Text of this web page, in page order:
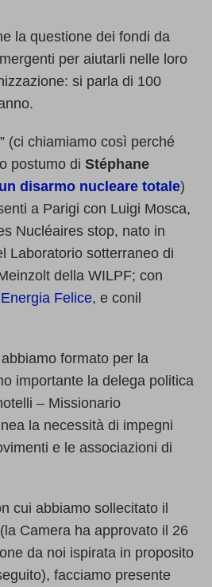
la questione dei fondi da
per aiutarli nelle loro
si parla di 100
(ci chiamiamo così perché
postumo diStéphane
disarmo nucleare totale)
a Parigi con Luigi Mosca,
Nucléaires stop, nato in
Laboratorio sotterraneo di
della WILPF; con
Energia Felice, e conil
formato per la
importante la delega politica
– Missionario
la necessità di impegni
e le associazioni di
cui abbiamo sollecitato il
Camera ha approvato il 26
da noi ispirata in proposito
facciamo presente